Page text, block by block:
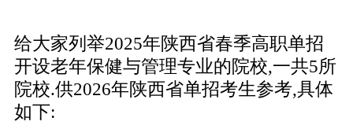
给大家列举2025年陕西省春季高职单招
开设老年保健与管理专业的院校,一共5所
院校.供2026年陕西省单招考生参考,具体
如下: